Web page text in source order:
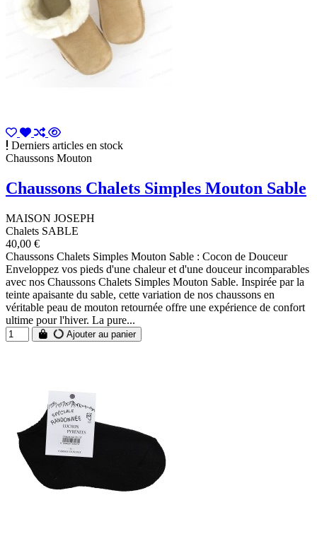
Derniers articles en stock
Chaussons Mouton
Chaussons Chalets Simples Mouton Sable
MAISON JOSEPH
Chalets SABLE
40,00 €
Chaussons Chalets Simples Mouton Sable : Cocon de Douceur
Enveloppez vos pieds d'une chaleur et d'une douceur incomparables
avec nos Chaussons Chalets Simples Mouton Sable. Inspirée par la
teinte apaisante du sable, cette variation de nos chaussons en
véritable peau de mouton retournée offre une expérience de confort
ultime pour l'hiver. La pure...
Ajouter au panier